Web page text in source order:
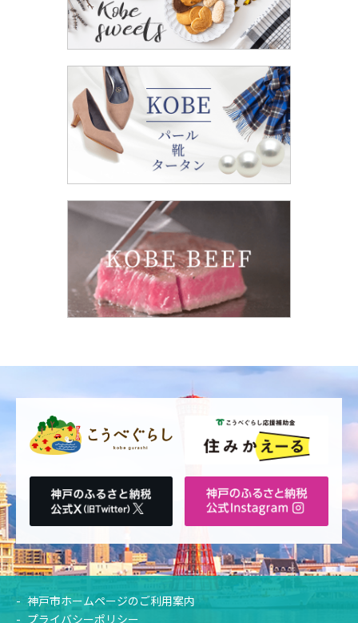
神戸市ホームページのご利用案内
プライバシーポリシー